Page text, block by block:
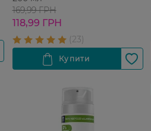
169,99 ГРН
118,99 ГРН